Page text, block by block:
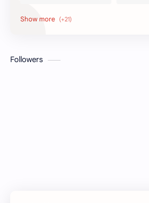
Honors
Model Test
Followers